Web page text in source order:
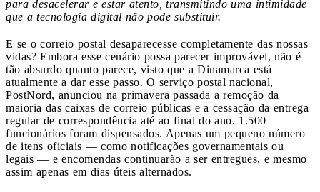
para desacelerar e estar atento, transmitindo uma intimidade
que a tecnologia digital não pode substituir.
E se o correio postal desaparecesse completamente das nossas
vidas? Embora esse cenário possa parecer improvável, não é
tão absurdo quanto parece, visto que a Dinamarca está
atualmente a dar esse passo. O serviço postal nacional,
PostNord, anunciou na primavera passada a remoção da
maioria das caixas de correio públicas e a cessação da entrega
regular de correspondência até ao final do ano. 1.500
funcionários foram dispensados. Apenas um pequeno número
de itens oficiais — como notificações governamentais ou
legais — e encomendas continuarão a ser entregues, e mesmo
assim apenas em dias úteis alternados.